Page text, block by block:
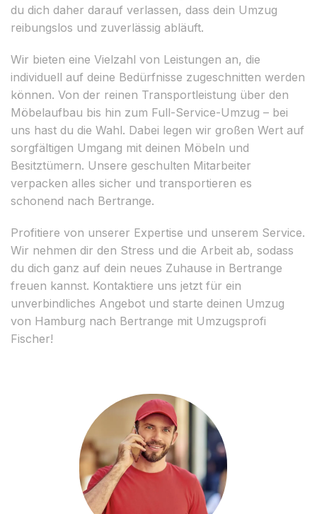
du dich daher darauf verlassen, dass dein Umzug
reibungslos und zuverlässig abläuft.
Wir bieten eine Vielzahl von Leistungen an, die
individuell auf deine Bedürfnisse zugeschnitten werden
können. Von der reinen Transportleistung über den
Möbelaufbau bis hin zum Full-Service-Umzug – bei
uns hast du die Wahl. Dabei legen wir großen Wert auf
sorgfältigen Umgang mit deinen Möbeln und
Besitztümern. Unsere geschulten Mitarbeiter
verpacken alles sicher und transportieren es
schonend nach Bertrange.
Profitiere von unserer Expertise und unserem Service.
Wir nehmen dir den Stress und die Arbeit ab, sodass
du dich ganz auf dein neues Zuhause in Bertrange
freuen kannst. Kontaktiere uns jetzt für ein
unverbindliches Angebot und starte deinen Umzug
von Hamburg nach Bertrange mit Umzugsprofi
Fischer!